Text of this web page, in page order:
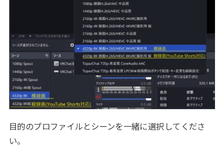
目的のプロファイルとシーンを一緒に選択してくださ
い。